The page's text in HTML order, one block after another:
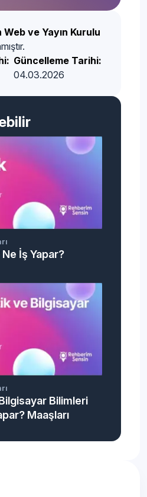
ve Yayın Kurulu
Güncelleme Tarihi:
04.03.2026
İş Yapar?
Bilimleri
Maaşları